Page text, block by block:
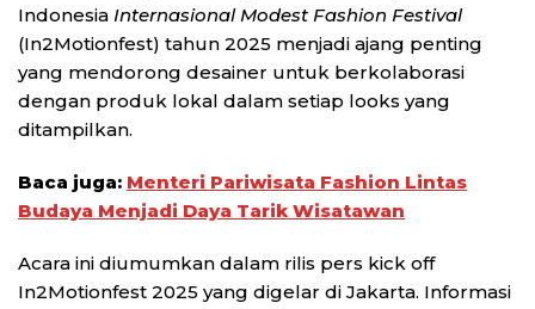
Indonesia Internasional Modest Fashion Festival
(In2Motionfest) tahun 2025 menjadi ajang penting
yang mendorong desainer untuk berkolaborasi
dengan produk lokal dalam setiap looks yang
ditampilkan.
Baca juga: Menteri Pariwisata Fashion Lintas
Budaya Menjadi Daya Tarik Wisatawan
Acara ini diumumkan dalam rilis pers kick off
In2Motionfest 2025 yang digelar di Jakarta. Informasi